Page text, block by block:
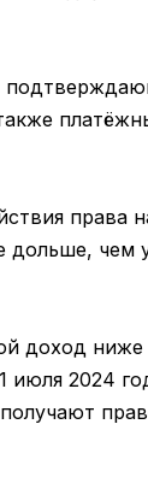
права
дольше, чем
доход ниже
2024